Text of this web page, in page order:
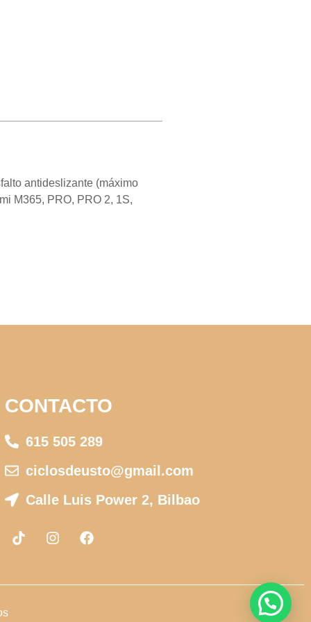
antideslizante (máximo
M365, PRO, PRO 2, 1S,
CONTACTO
615 505 289
ciclosdeusto@gmail.com
Calle Luis Power 2, Bilbao